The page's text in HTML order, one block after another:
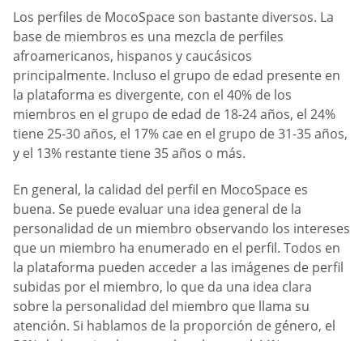
Los perfiles de MocoSpace son bastante diversos. La
base de miembros es una mezcla de perfiles
afroamericanos, hispanos y caucásicos
principalmente. Incluso el grupo de edad presente en
la plataforma es divergente, con el 40% de los
miembros en el grupo de edad de 18-24 años, el 24%
tiene 25-30 años, el 17% cae en el grupo de 31-35 años,
y el 13% restante tiene 35 años o más.
En general, la calidad del perfil en MocoSpace es
buena. Se puede evaluar una idea general de la
personalidad de un miembro observando los intereses
que un miembro ha enumerado en el perfil. Todos en
la plataforma pueden acceder a las imágenes de perfil
subidas por el miembro, lo que da una idea clara
sobre la personalidad del miembro que llama su
atención. Si hablamos de la proporción de género, el